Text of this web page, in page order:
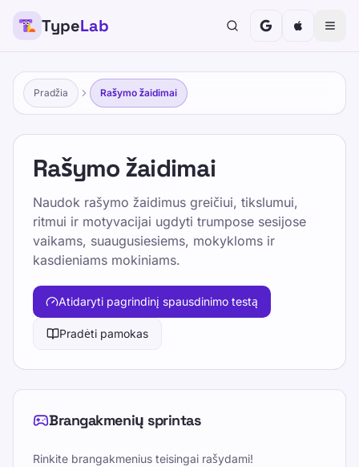
TypeLab
Pradžia Rašymo žaidimai
Rašymo žaidimai
Naudok rašymo žaidimus greičiui, tikslumui,
ritmui ir motyvacijai ugdyti trumpose sesijose
vaikams, suaugusiesiems, mokykloms ir
kasdieniams mokiniams.
Atidaryti pagrindinį spausdinimo testą
Pradėti pamokas
Brangakmenių sprintas
Rinkite brangakmenius teisingai rašydami!